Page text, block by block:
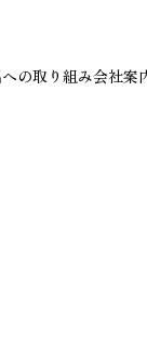
の取り組み会社案